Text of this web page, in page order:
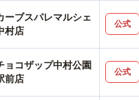
ーブスパレマルシェ
村店
公式
ョコザップ中村公園
前店
公式